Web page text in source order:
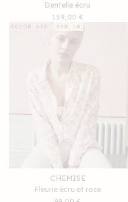
Dentelle écru
Prix
habituel
159,00 €
CHEMISE
Fleurie écru et rose
COTON BIO NEW IN